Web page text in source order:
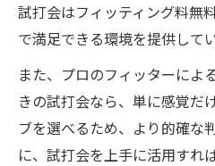
試打会はフィッティング料無
で満足できる環境を提供して
また、プロのフィッターによ
きの試打会なら、単に感覚だ
ブを選べるため、より的確な
に、試打会を上手に活用すれ